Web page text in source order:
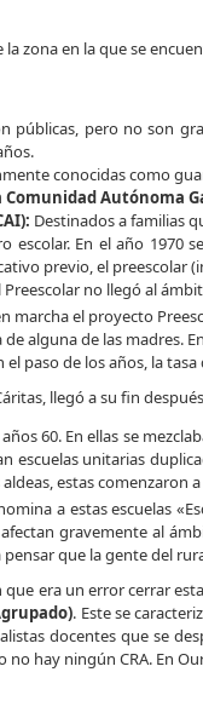
zona en la que se
públicas, pero no son
conocidas como
Comunidad Autónoma
Destinados a familias
escolar. En el año 1970
previo, el preescolar
no llegó al
el proyecto
alguna de las madres.
paso de los años, la
llegó a su fin
60. En ellas se
escuelas unitarias
estas comenzaron
a estas escuelas
gravemente al
que la gente del
era un error cerrar
. Este se
docentes que se
hay ningún CRA. En